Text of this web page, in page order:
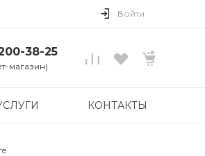
Войти
38-25
магазин)
КОНТАКТЫ